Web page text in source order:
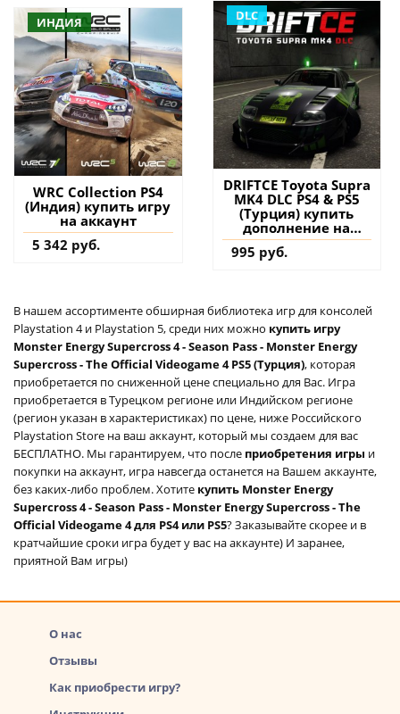
ИНДИЯ
WRC Collection PS4
(Индия) купить игру
на аккаунт
5 342 руб.
DLC
DRIFTCE Toyota Supra
MK4 DLC PS4 & PS5
(Турция) купить
дополнение на
аккаунт
995 руб.
В нашем ассортименте обширная библиотека игр для консолей
Playstation 4 и Playstation 5, среди них можно купить игру
Monster Energy Supercross 4 - Season Pass - Monster Energy
Supercross - The Official Videogame 4 PS5 (Турция), которая
приобретается по сниженной цене специально для Вас. Игра
приобретается в Турецком регионе или Индийском регионе
(регион указан в характеристиках) по цене, ниже Российского
Playstation Store на ваш аккаунт, который мы создаем для вас
БЕСПЛАТНО. Мы гарантируем, что после приобретения игры и
покупки на аккаунт, игра навсегда останется на Вашем аккаунте,
без каких-либо проблем. Хотите купить Monster Energy
Supercross 4 - Season Pass - Monster Energy Supercross - The
Official Videogame 4 для PS4 или PS5? Заказывайте скорее и в
кратчайшие сроки игра будет у вас на аккаунте) И заранее,
приятной Вам игры)
О нас
Отзывы
Как приобрести игру?